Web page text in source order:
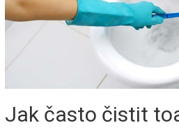
Jak často čistit